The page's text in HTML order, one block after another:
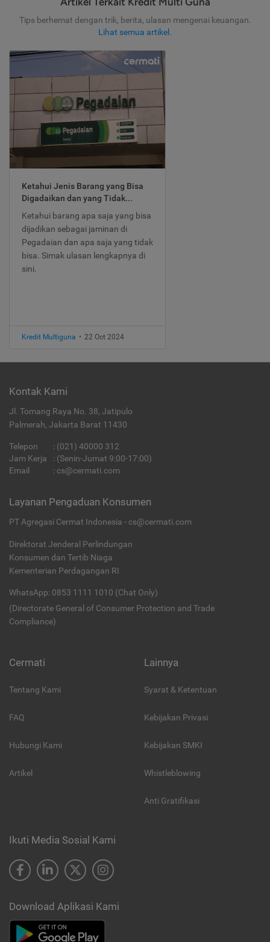
Tips berhemat dengan trik, berita, ulasan mengenai keuangan.
Lihat semua artikel .
Ketahui Jenis Barang yang Bisa
Digadaikan dan yang Tidak...
Ketahui barang apa saja yang bisa
dijadikan sebagai jaminan di
Pegadaian dan apa saja yang tidak
bisa. Simak ulasan lengkapnya di
sini.
Kredit Multiguna • 22 Oct 2024
Kontak Kami
Jl. Tomang Raya No. 38, Jatipulo
Palmerah, Jakarta Barat 11430
Telepon : (021) 40000 312
Jam Kerja
: (Senin-Jumat 9:00-17:00)
Email
: cs@cermati.com
Layanan Pengaduan Konsumen
PT Agregasi Cermat Indonesia - cs@cermati.com
Direktorat Jenderal Perlindungan
Konsumen dan Tertib Niaga
Kementerian Perdagangan RI
WhatsApp: 0853 1111 1010 (Chat Only)
(Directorate General of Consumer Protection and Trade
Compliance)
Cermati
Tentang Kami
FAQ
Hubungi Kami
Artikel
Lainnya
Syarat & Ketentuan
Kebijakan Privasi
Kebijakan SMKI
Whistleblowing
Anti Gratifikasi
Ikuti Media Sosial Kami
Download Aplikasi Kami